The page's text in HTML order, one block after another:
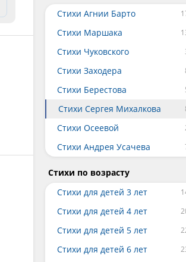
Стихи Агнии Барто
Стихи Маршака
Стихи Чуковского
Стихи Заходера
Стихи Берестова
Стихи Сергея Михалкова
Стихи Осеевой
Стихи Андрея Усачева
Стихи по возрасту
Стихи для детей 3 лет
Стихи для детей 4 лет
Стихи для детей 5 лет
Стихи для детей 6 лет